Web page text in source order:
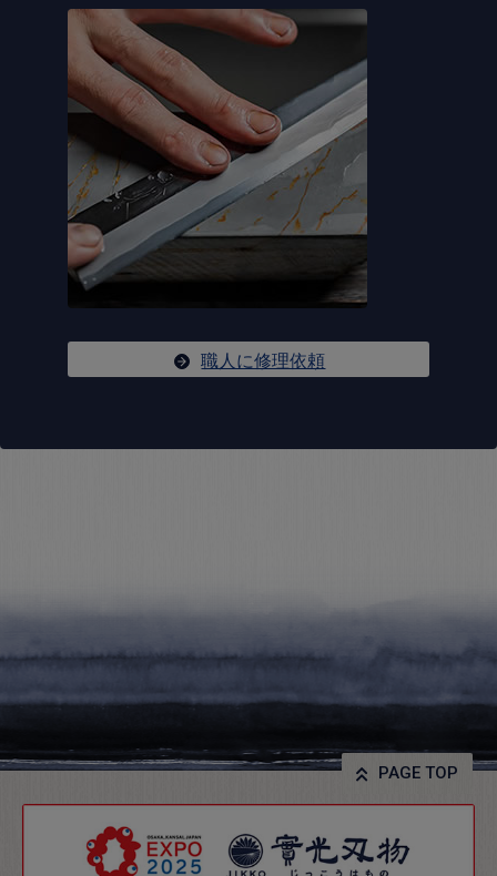
職人に修理依頼
PAGE TOP